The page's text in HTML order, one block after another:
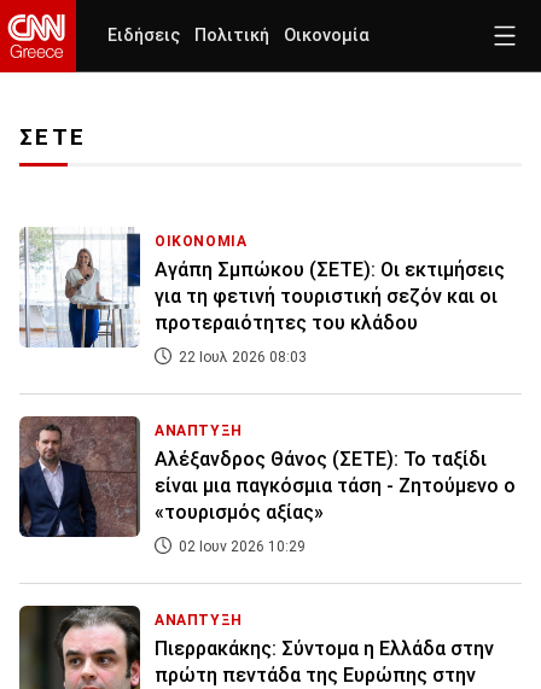
Ειδήσεις Πολιτική Οικονομία
ΣΕΤΕ
ΟΙΚΟΝΟΜΙΑ
Αγάπη Σμπώκου (ΣΕΤΕ): Οι εκτιμήσεις
για τη φετινή τουριστική σεζόν και οι
προτεραιότητες του κλάδου
22 Ιουλ 2026 08:03
ΑΝΑΠΤΥΞΗ
Αλέξανδρος Θάνος (ΣΕΤΕ): Το ταξίδι
είναι μια παγκόσμια τάση - Ζητούμενο ο
«τουρισμός αξίας»
02 Ιουν 2026 10:29
ΑΝΑΠΤΥΞΗ
Πιερρακάκης: Σύντομα η Ελλάδα στην
πρώτη πεντάδα της Ευρώπης στην